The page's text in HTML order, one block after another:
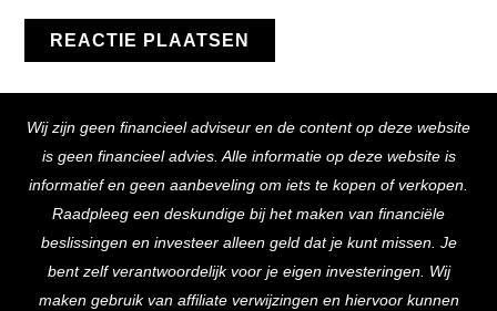
To
Top
Wij zijn geen financieel adviseur en de content op deze website
is geen financieel advies. Alle informatie op deze website is
informatief en geen aanbeveling om iets te kopen of verkopen.
Raadpleeg een deskundige bij het maken van financiële
beslissingen en investeer alleen geld dat je kunt missen. Je
bent zelf verantwoordelijk voor je eigen investeringen. Wij
maken gebruik van affiliate verwijzingen en hiervoor kunnen